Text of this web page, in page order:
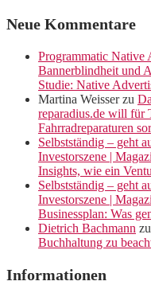
Neue Kommentare
Programmatic Native
Bannerblindheit und
Studie: Native
Martina Weisserzu
reparadius.de will für
Fahrradreparaturen
Selbstständig – geht
Investorszene |
Insights, wie ein
Selbstständig – geht
Investorszene |
Businessplan: Was
Dietrich Bachmann zu
Buchhaltung zu
Informationen